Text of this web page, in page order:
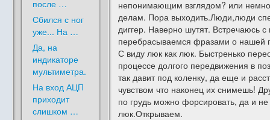
после …
Сбился с ног
уже... На …
Да, на
индикаторе
мультиметра.
На вход АЦП
приходит
слишком …
непонимающим взглядом? или
делам. Пора выходить.Люди,люди
диггер. Наверно шутят. Встречаюсь
перебрасываемся фразами о нашей
С виду люк как люк. Быстренько
процессе долгого передвижения в
так давит под коленку, да еще и
чувством что наконец их снимешь!
по грудь можно форсировать, да и
люк.Открываем.